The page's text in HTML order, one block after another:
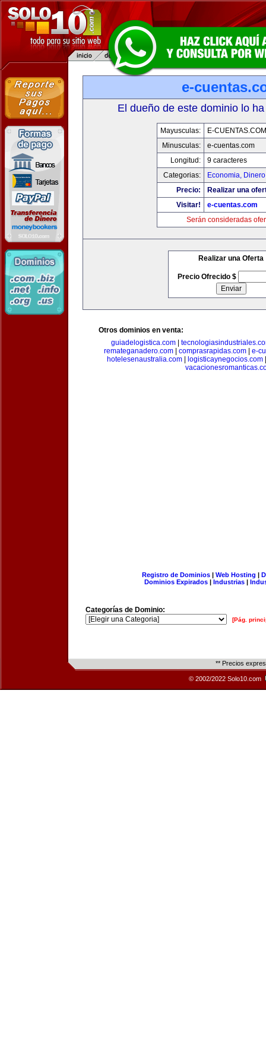
e-
El dueño de este dominio lo
Mayusculas:
E-CUENTAS.COM
Minusculas:
e-cuentas.com
Longitud:
9 caracteres
Categorias:
Economia,
Precio:
Realizar una
Visitar!
e-cuentas.com
Serán consideradas
Realizar una Oferta
Precio Ofrecido $
Otros dominios en venta:
guiadelogistica.com|
remateganadero.com
comprasrapidas.com
e-
hotelesenaustralia.com| logisticaynegocios.com
Registro de Dominios| Web Hosting |
Dominios Expirados | Industrias |
Categorías de Dominio:
[Pág.
** Precios
© 2002/2022 Solo10.com